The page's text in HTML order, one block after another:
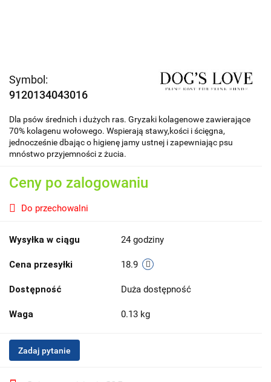
Symbol:
9120134043016
Dla psów średnich i dużych ras. Gryzaki kolagenowe zawierające
70% kolagenu wołowego. Wspierają stawy,kości i ścięgna,
jednocześnie dbając o higienę jamy ustnej i zapewniając psu
mnóstwo przyjemności z żucia.
Ceny po zalogowaniu
Do przechowalni
Wysyłka w ciągu 24 godziny
Cena przesyłki 18.9
Dostępność Duża dostępność
Waga 0.13 kg
Zadaj pytanie